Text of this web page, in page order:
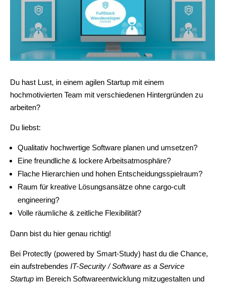
Du hast Lust, in einem agilen Startup mit einem
hochmotivierten Team mit verschiedenen Hintergründen zu
arbeiten?
Du liebst:
Qualitativ hochwertige Software planen und umsetzen?
Eine freundliche & lockere Arbeitsatmosphäre?
Flache Hierarchien und hohen Entscheidungsspielraum?
Raum für kreative Lösungsansätze ohne cargo-cult
engineering?
Volle räumliche & zeitliche Flexibilität?
Dann bist du hier genau richtig!
Bei Protectly (powered by Smart-Study) hast du die Chance,
ein aufstrebendes IT-Security / Software as a Service
Startupim Bereich Softwareentwicklung mitzugestalten und